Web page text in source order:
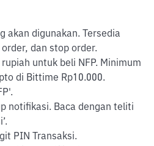
akan digunakan. Tersedia
dan stop order.
untuk beli NFP. Minimum
di Bittime Rp10.000.
notifikasi. Baca dengan teliti
PIN Transaksi.